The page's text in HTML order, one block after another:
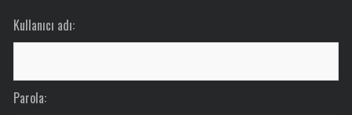
Kullanıcı adı:
Parola: